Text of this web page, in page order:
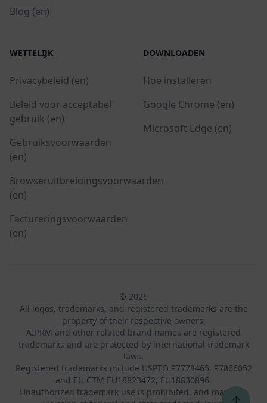
Blog (en)
WETTELIJK
Privacybeleid (en)
Beleid voor acceptabel
gebruik (en)
Gebruiksvoorwaarden
(en)
Browseruitbreidingsvoorwaarden
(en)
Factureringsvoorwaarden
(en)
DOWNLOADEN
Hoe installeren
Google Chrome (en)
Microsoft Edge (en)
© 2026
All logos, trademarks, and registered trademarks are the
property of their respective owners.
AIPRM and other related brand names are registered
trademarks and are protected by international trademark
laws.
Registered trademarks include USPTO 97778465, 97866052
and EU CTM EU18823472, EU18830896.
Unauthorized trademark use is prohibited, and may be a